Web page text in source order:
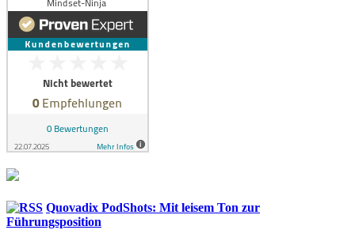
Quovadix PodShots: Mit leisem Ton zur
Führungsposition